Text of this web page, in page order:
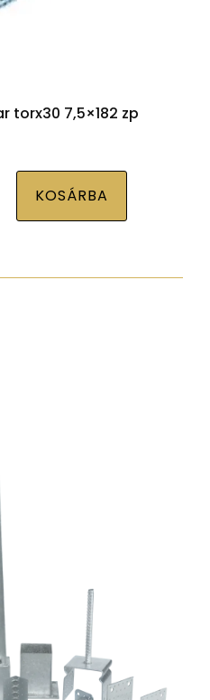
torx30 7,5×182 zp
KOSÁRBA